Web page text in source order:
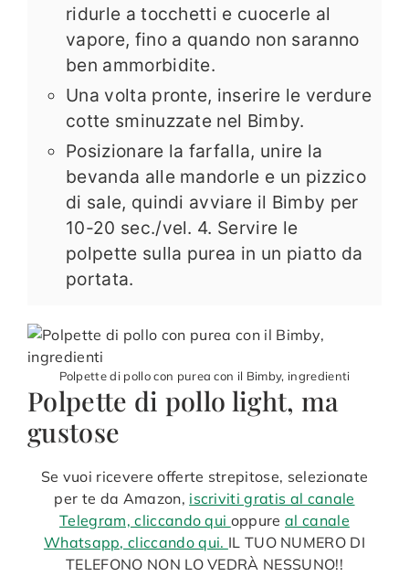
ridurle a tocchetti e cuocerle al
vapore, fino a quando non saranno
ben ammorbidite.
Una volta pronte, inserire le verdure
cotte sminuzzate nel Bimby.
Posizionare la farfalla, unire la
bevanda alle mandorle e un pizzico
di sale, quindi avviare il Bimby per
10-20 sec./vel. 4. Servire le
polpette sulla purea in un piatto da
portata.
Polpette di pollo con purea con il Bimby, ingredienti
Polpette di pollo light, ma
gustose
Se vuoi ricevere offerte strepitose, selezionate
per te da Amazon, iscriviti gratis al canale
Telegram, cliccando qui oppureal canale
Whatsapp, cliccando qui. IL TUO NUMERO DI
TELEFONO NON LO VEDRÀ NESSUNO!!